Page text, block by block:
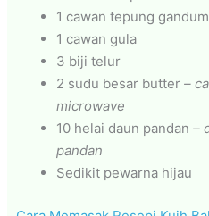
1 cawan tepung gandum
1 cawan gula
3 biji telur
2 sudu besar butter–
microwave
10 helai daun pandan–
pandan
Sedikit pewarna hijau